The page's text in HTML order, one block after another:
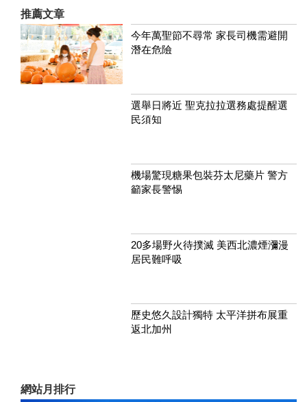
推薦文章
今年萬聖節不尋常 家長司機需避開
潛在危險
選舉日將近 聖克拉拉選務處提醒選
民須知
機場驚現糖果包裝芬太尼藥片 警方
籲家長警惕
20多場野火待撲滅 美西北濃煙瀰漫
居民難呼吸
歷史悠久設計獨特 太平洋拼布展重
返北加州
網站月排行